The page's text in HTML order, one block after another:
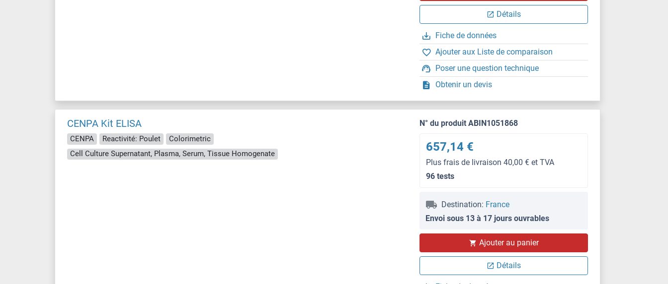
Détails
Fiche de données
Ajouter aux Liste de comparaison
Poser une question technique
Obtenir un devis
CENPA Kit ELISA
CENPA Reactivité: Poulet
Colorimetric
Cell Culture Supernatant, Plasma, Serum, Tissue Homogenate
N° du produit ABIN1051868
657,14 €
Plus frais de livraison 40,00 € et TVA
96 tests
Destination: France
Envoi sous 13 à 17 jours ouvrables
Ajouter au panier
Détails